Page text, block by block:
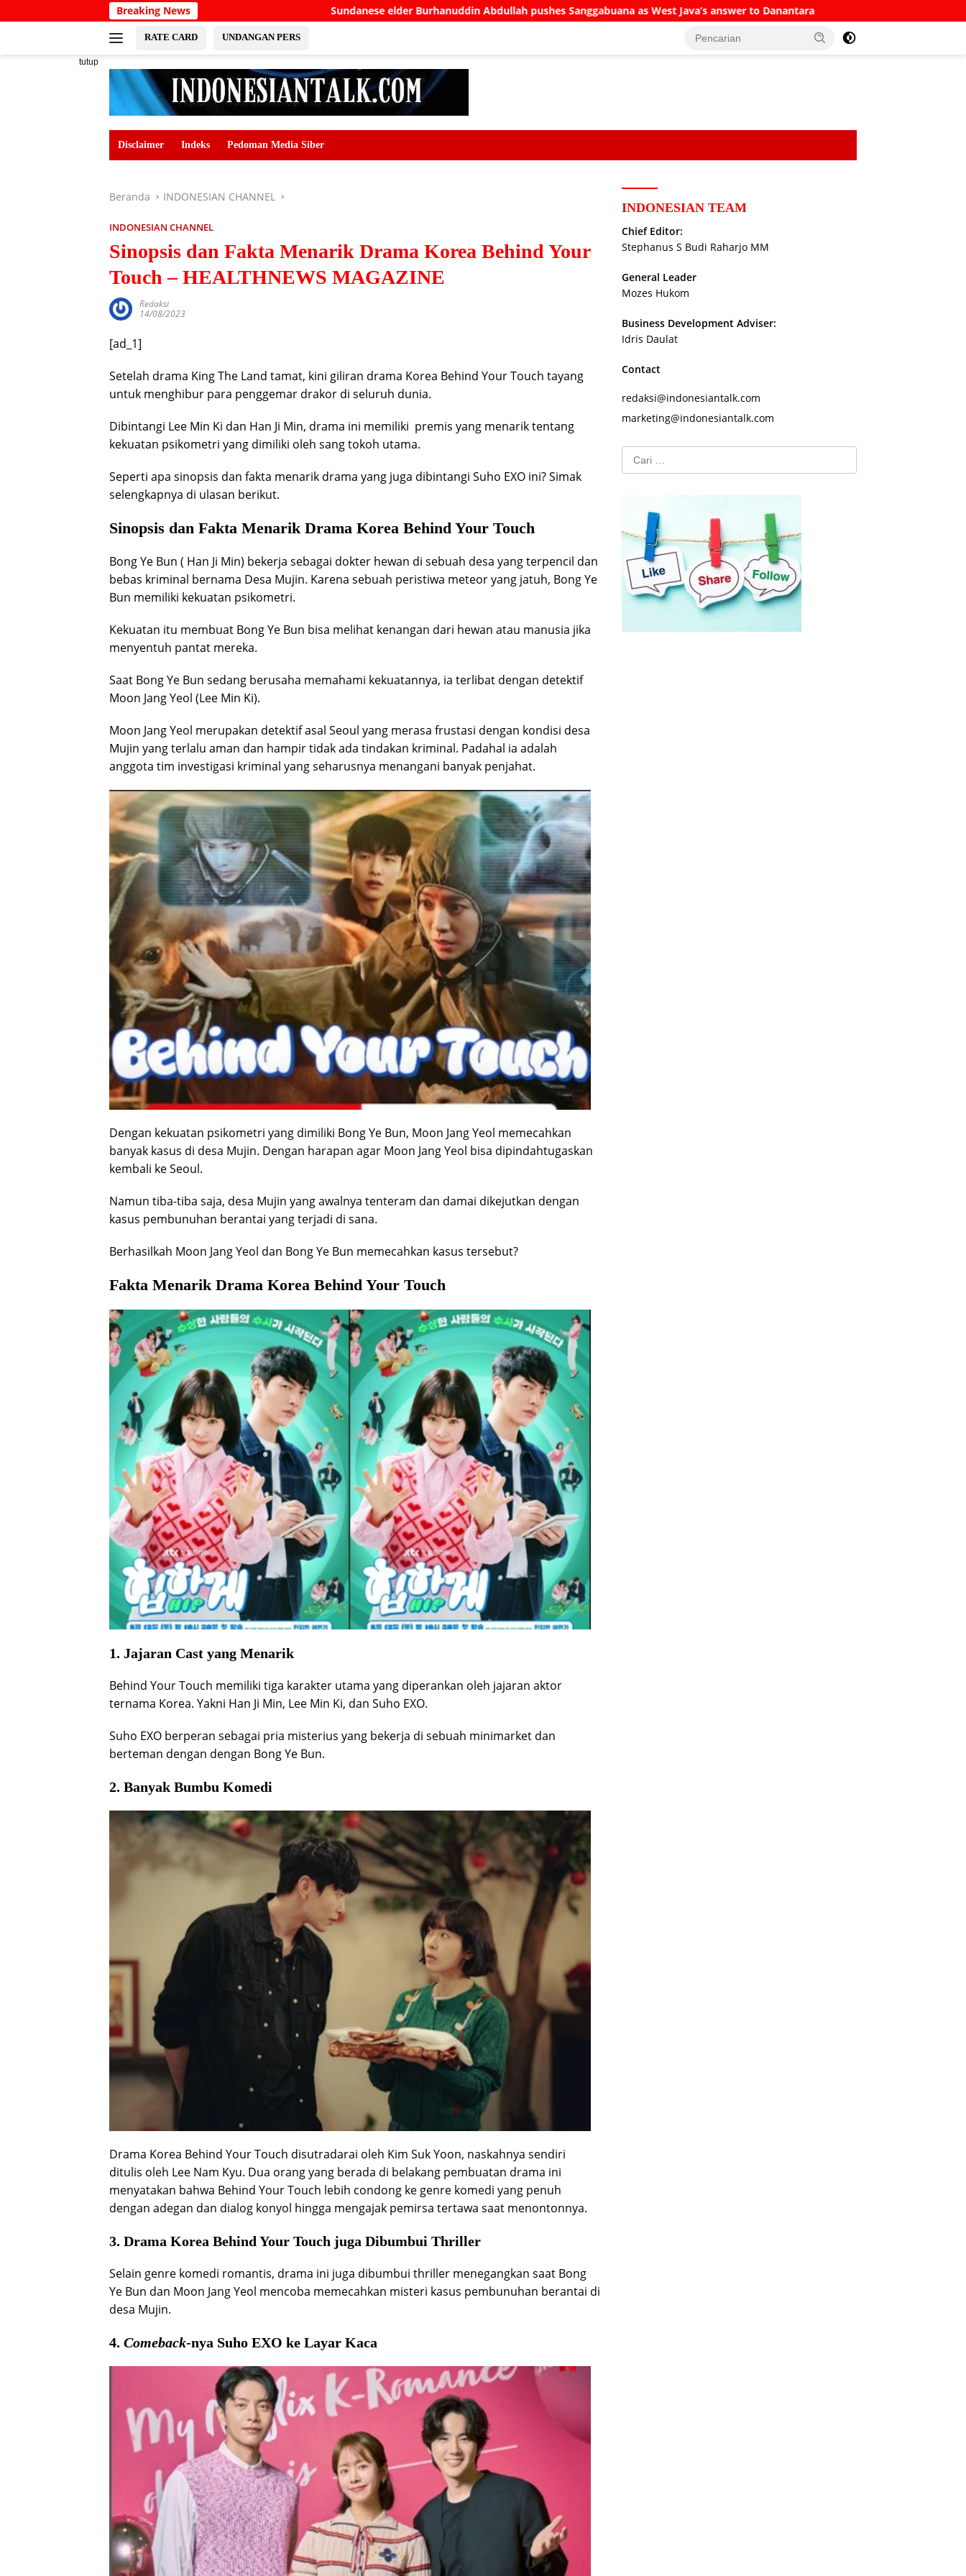
ke
Breaking News Sundanese elder Burhanuddin Abdullah pushes Sanggabuana as West Java’s answer to Danantara The Sufi Bank Account
RATE CARD UNDANGAN PERS
tutup
Disclaimer Indeks Pedoman Media Siber
Beranda INDONESIAN CHANNEL
INDONESIAN CHANNEL
Sinopsis dan Fakta Menarik Drama Korea Behind Your
Touch – HEALTHNEWS MAGAZINE
Redaksi
14/08/2023
[ad_1]
Setelah drama King The Land tamat, kini giliran drama Korea Behind Your Touch tayang
untuk menghibur para penggemar drakor di seluruh dunia.
Dibintangi Lee Min Ki dan Han Ji Min, drama ini memiliki premis yang menarik tentang
kekuatan psikometri yang dimiliki oleh sang tokoh utama.
Seperti apa sinopsis dan fakta menarik drama yang juga dibintangi Suho EXO ini? Simak
selengkapnya di ulasan berikut.
Sinopsis dan Fakta Menarik Drama Korea Behind Your Touch
Bong Ye Bun ( Han Ji Min) bekerja sebagai dokter hewan di sebuah desa yang terpencil dan
bebas kriminal bernama Desa Mujin. Karena sebuah peristiwa meteor yang jatuh, Bong Ye
Bun memiliki kekuatan psikometri.
Kekuatan itu membuat Bong Ye Bun bisa melihat kenangan dari hewan atau manusia jika
menyentuh pantat mereka.
Saat Bong Ye Bun sedang berusaha memahami kekuatannya, ia terlibat dengan detektif
Moon Jang Yeol (Lee Min Ki).
Moon Jang Yeol merupakan detektif asal Seoul yang merasa frustasi dengan kondisi desa
Mujin yang terlalu aman dan hampir tidak ada tindakan kriminal. Padahal ia adalah
anggota tim investigasi kriminal yang seharusnya menangani banyak penjahat.
Dengan kekuatan psikometri yang dimiliki Bong Ye Bun, Moon Jang Yeol memecahkan
banyak kasus di desa Mujin. Dengan harapan agar Moon Jang Yeol bisa dipindahtugaskan
kembali ke Seoul.
Namun tiba-tiba saja, desa Mujin yang awalnya tenteram dan damai dikejutkan dengan
kasus pembunuhan berantai yang terjadi di sana.
Berhasilkah Moon Jang Yeol dan Bong Ye Bun memecahkan kasus tersebut?
Fakta Menarik Drama Korea Behind Your Touch
1. Jajaran Cast yang Menarik
Behind Your Touch memiliki tiga karakter utama yang diperankan oleh jajaran aktor
ternama Korea. Yakni Han Ji Min, Lee Min Ki, dan Suho EXO.
Suho EXO berperan sebagai pria misterius yang bekerja di sebuah minimarket dan
berteman dengan dengan Bong Ye Bun.
2. Banyak Bumbu Komedi
Drama Korea Behind Your Touch disutradarai oleh Kim Suk Yoon, naskahnya sendiri
ditulis oleh Lee Nam Kyu. Dua orang yang berada di belakang pembuatan drama ini
menyatakan bahwa Behind Your Touch lebih condong ke genre komedi yang penuh
dengan adegan dan dialog konyol hingga mengajak pemirsa tertawa saat menontonnya.
3. Drama Korea Behind Your Touch juga Dibumbui Thriller
Selain genre komedi romantis, drama ini juga dibumbui thriller menegangkan saat Bong
Ye Bun dan Moon Jang Yeol mencoba memecahkan misteri kasus pembunuhan berantai di
desa Mujin.
4. Comeback-nya Suho EXO ke Layar Kaca
INDONESIAN TEAM
Chief Editor:
Stephanus S Budi Raharjo MM
General Leader
Mozes Hukom
Business Development Adviser:
Idris Daulat
Contact
redaksi@indonesiantalk.com
marketing@indonesiantalk.com
Cari
untuk: